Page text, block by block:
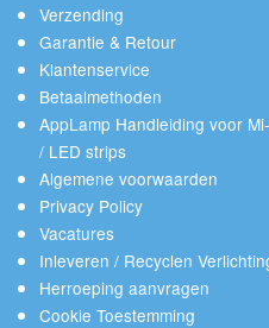
Verzending
Garantie & Retour
Klantenservice
Betaalmethoden
AppLamp Handleiding voor
/ LED strips
Algemene voorwaarden
Privacy Policy
Vacatures
Inleveren / Recyclen
Herroeping aanvragen
Cookie Toestemming